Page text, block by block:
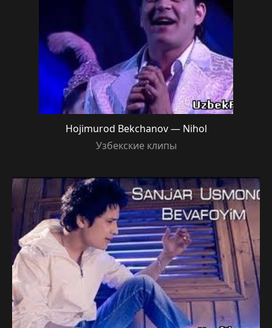
Hojimurod Bekchanov — Nihol
Узбекские клипы